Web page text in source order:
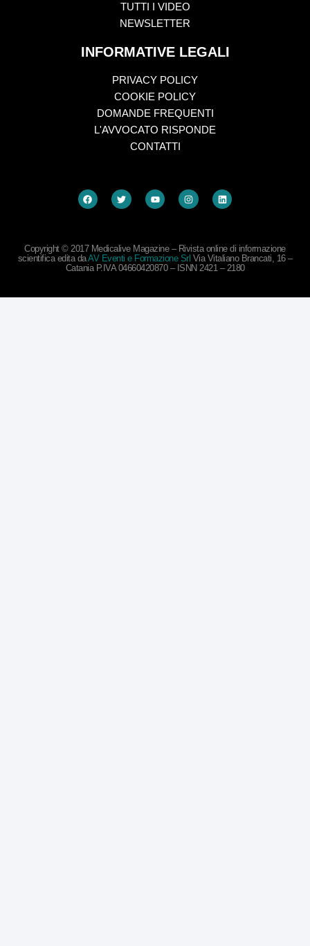
TUTTI I VIDEO
NEWSLETTER
INFORMATIVE LEGALI
PRIVACY POLICY
COOKIE POLICY
DOMANDE FREQUENTI
L'AVVOCATO RISPONDE
CONTATTI
Copyright © 2017 Medicalive Magazine – Rivista online di informazione
scientifica edita daAV Eventi e Formazione Srl Via Vitaliano Brancati, 16 –
Catania P.IVA 04660420870 – ISNN 2421 – 2180